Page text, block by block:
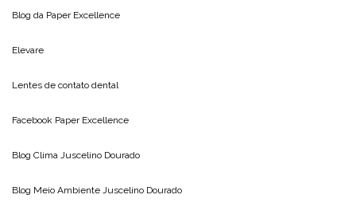
Blog da Paper Excellence
Elevare
Lentes de contato dental
Facebook Paper Excellence
Blog Clima Juscelino Dourado
Blog Meio Ambiente Juscelino Dourado